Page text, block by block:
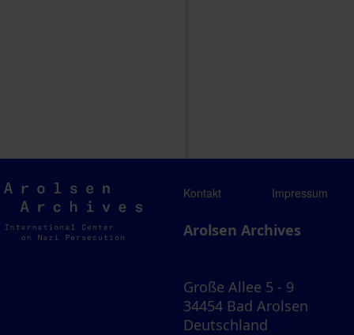
Arolsen
Archives
Kontakt Impressum
Arolsen Archives
Große Allee 5 - 9
34454 Bad Arolsen
Deutschland